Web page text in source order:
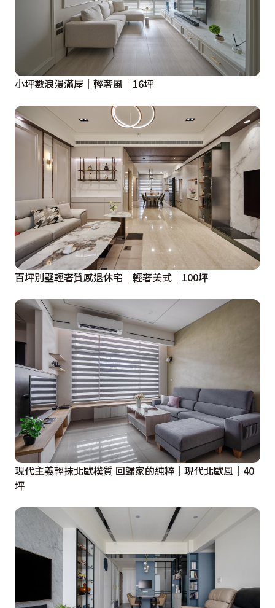
小坪數浪漫滿屋│輕奢風│16坪
百坪別墅輕奢質感退休宅│輕奢美式│100坪
現代主義輕抹北歐樸質 回歸家的純粹｜現代北歐風｜40
坪